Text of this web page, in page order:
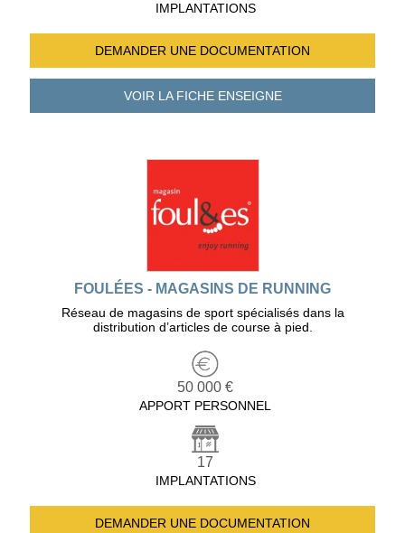
IMPLANTATIONS
DEMANDER UNE DOCUMENTATION
VOIR LA FICHEENSEIGNE
FOULÉES - MAGASINS DE RUNNING
Réseau de magasins de sport spécialisés dans la
distribution d’articles de course à pied.
50 000 €
APPORT PERSONNEL
17
IMPLANTATIONS
DEMANDER UNE DOCUMENTATION